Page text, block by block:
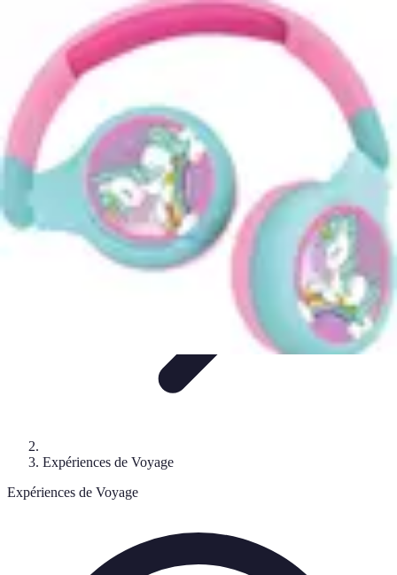
Expériences Voyages
Aventures de Voyage
Expériences de Voyage
Astuces de
Experiences Activités de Voyage
Expériences Voyages
Expériences de Voyage
Expériences de Voyage